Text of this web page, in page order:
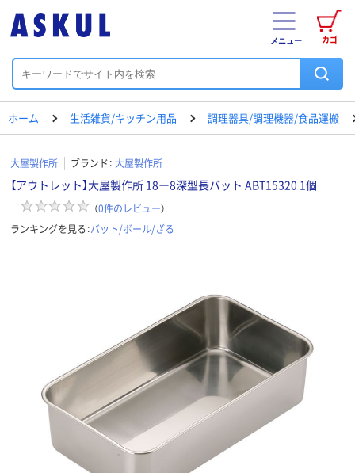
カゴ
メニュー
ホーム 生活雑貨/キッチン用品 調理器具/調理機器/食品運搬
大屋製作所 ブランド： 大屋製作所
【アウトレット】大屋製作所 18ー8深型長バット ABT15320 1個
（0件のレビュー）
ランキングを見る：バット/ボール/ざる